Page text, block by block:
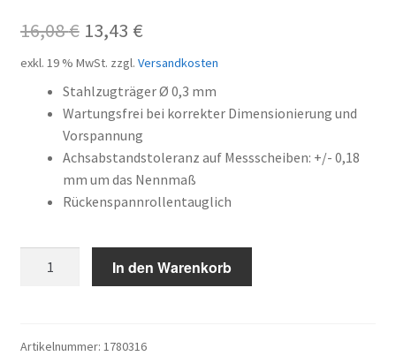
Kontakt
Kundeninformationen
Mein Konto
Shop
Warenkorb
16,08€ Ursprünglicher
Preis
war:
16,08 €
13,43 €Aktueller
Preis
ist:
13,43 €.
exkl. 19 % MwSt. zzgl. Versandkosten
Stahlzugträger Ø 0,3 mm
Wartungsfrei bei korrekter Dimensionierung und
Vorspannung
Achsabstandstoleranz auf Messscheiben: +/- 0,18
mm um das Nennmaß
Rückenspannrollentauglich
Menge
In den Warenkorb
Artikelnummer: 1780316